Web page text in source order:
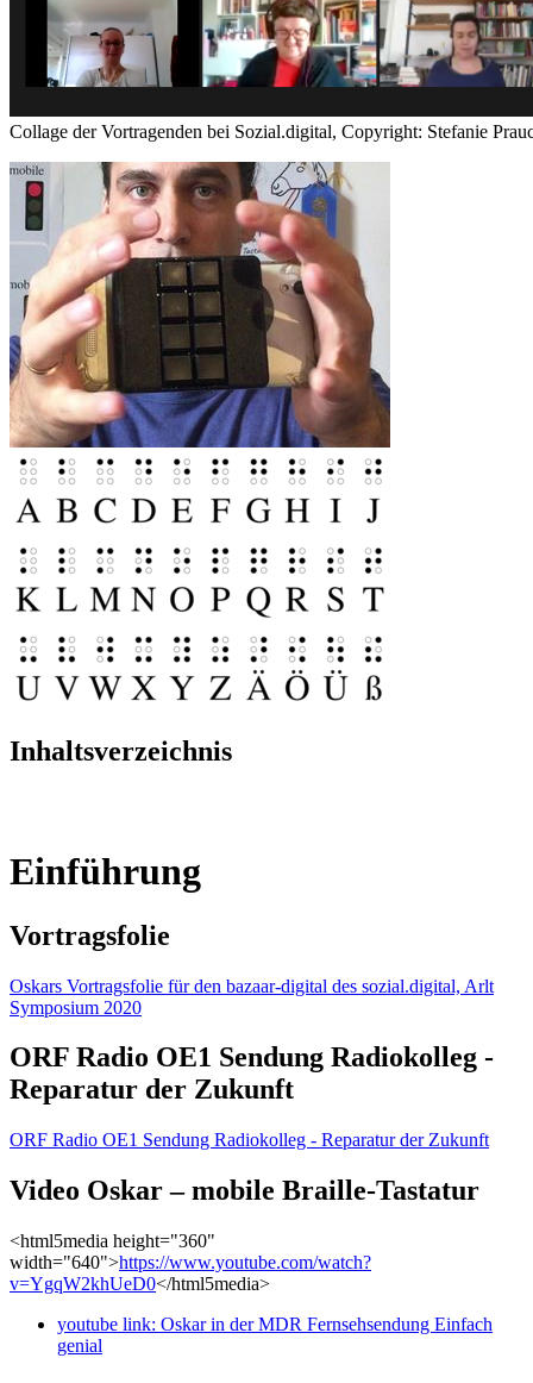
Collage der Vortragenden bei Sozial.digital, Copyright: Stefanie
Inhaltsverzeichnis
Einführung
Vortragsfolie
Oskars Vortragsfolie für den bazaar-digital des sozial.digital, Arlt
Symposium 2020
ORF Radio OE1 Sendung Radiokolleg -
Reparatur der Zukunft
ORF Radio OE1 Sendung Radiokolleg - Reparatur der Zukunft
Video Oskar – mobile Braille-Tastatur
<html5media height="360"
width="640">https://www.youtube.com/watch?
v=YgqW2khUeD0</html5media>
youtube link: Oskar in der MDR Fernsehsendung Einfach
genial